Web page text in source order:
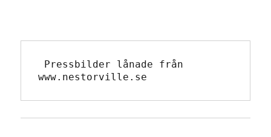
Pressbilder lånade från
www.nestorville.se